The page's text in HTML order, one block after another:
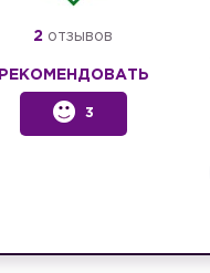
2 отзывов
РЕКОМЕНДОВАТЬ
3